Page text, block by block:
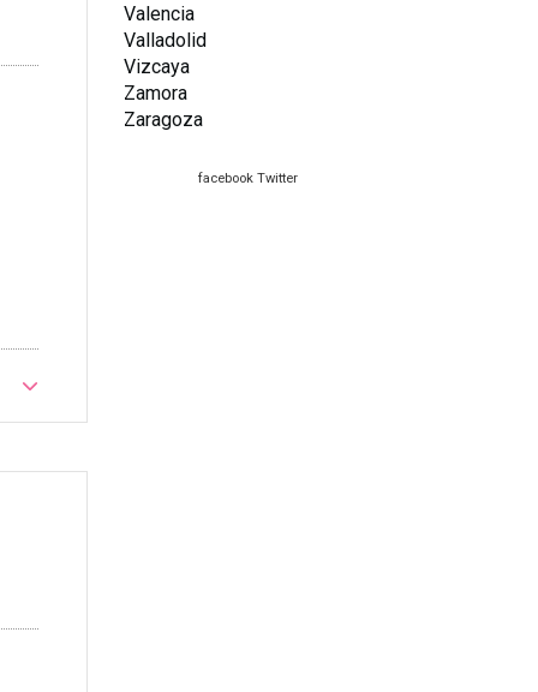
Valencia
Valladolid
Vizcaya
Zamora
Zaragoza
facebook Twitter